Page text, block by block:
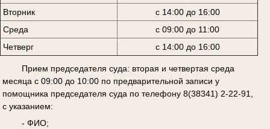
Вторник
с 14:00 до 16:00
Среда
с 09:00 до 11:00
Четверг
с 14:00 до 16:00
Прием председателя суда: вторая и четвертая среда
месяца с 09:00 до 10:00 по предварительной записи у
помощника председателя суда по телефону 8(38341) 2-22-91,
с указанием:
- ФИО;